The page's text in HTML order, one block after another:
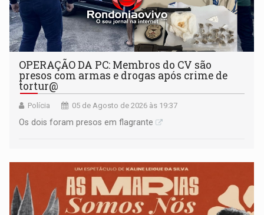
OPERAÇÃO DA PC: Membros do CV são
presos com armas e drogas após crime de
tortur@
Polícia 05 de Agosto de 2026 às 19:37
Os dois foram presos em flagrante